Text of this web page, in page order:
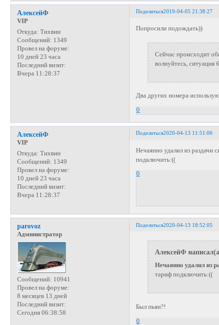
Поделиться2019-04-05 21:38:27
АлексейФ
VIP
Откуда: Тихвин
Сообщений: 1349
Провел на форуме:
10 дней 23 часа
Последний визит:
Вчера 11:28:37
Попросили подождать))
Сейчас происходит
волнуйтесь, ситуация
Два других номера
0
Поделиться2020-04-13 11:51:06
АлексейФ
VIP
Откуда: Тихвин
Сообщений: 1349
Провел на форуме:
10 дней 23 часа
Последний визит:
Вчера 11:28:37
Нечаянно удалил из
подключить:((
0
Поделиться2020-04-13 18:52:05
parovoz
Администратор
Сообщений: 10941
Провел на форуме:
8 месяцев 13 дней
Последний визит:
Сегодня 06:38:58
АлексейФ
Нечаянно удалил из
тариф подключить:((
Был пьян?!
0